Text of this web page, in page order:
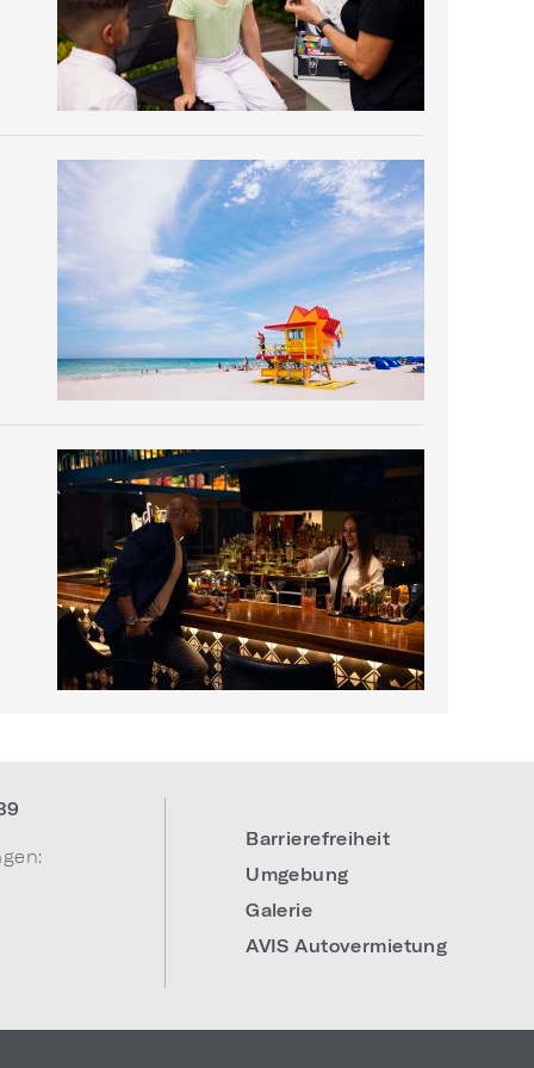
Barrierefreiheit
Umgebung
Galerie
AVIS Autovermietung